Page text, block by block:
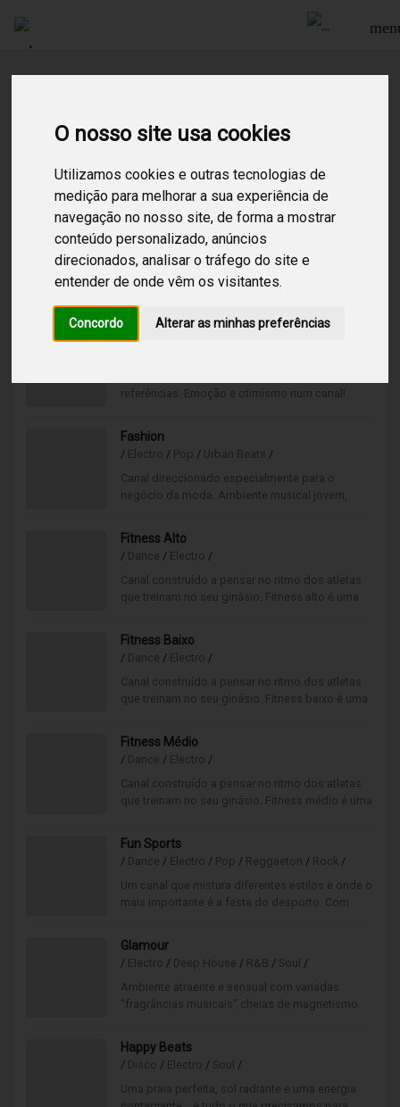
O nosso site usa cookies
Utilizamos cookies e outras tecnologias de
medição para melhorar a sua experiência de
navegação no nosso site, de forma a mostrar
conteúdo personalizado, anúncios
direcionados, analisar o tráfego do site e
entender de onde vêm os visitantes.
Concordo Alterar as minhas preferências
Procurar
Resultados encontrados para:electro
Electro
Canal com intensidade média numa linha
universo da música eletrónica em busca das
novas tendências.
referências. Emoção e otimismo num canal!
Fashion
/ Electro / Pop / Urban Beats /
Canal direccionado especialmente para o
negócio da moda. Ambiente musical jovem,
electro, urban beats.
Fitness Alto
/ Dance / Electro /
Canal construído a pensar no ritmo dos atletas
que treinam no seu ginásio. Fitness alto é uma
movimento.
Fitness Baixo
/ Dance / Electro /
Canal construído a pensar no ritmo dos atletas
que treinam no seu ginásio. Fitness baixo é uma
movimento.
Fitness Médio
/ Dance / Electro /
Canal construído a pensar no ritmo dos atletas
que treinam no seu ginásio. Fitness médio é uma
movimento.
Fun Sports
/ Dance / Electro / Pop / Reggaeton / Rock /
Um canal que mistura diferentes estilos e onde o
mais importante é a festa do desporto. Com
e tempos livres, este é o canal que o fará vibrar
ao ritmo do desporto!
Glamour
/ Electro / Deep House / R&B / Soul /
Ambiente atraente e sensual com variadas
"fragrâncias musicais" cheias de magnetismo.
elegantes.
Happy Beats
/ Disco / Electro / Soul /
Uma praia perfeita, sol radiante e uma energia